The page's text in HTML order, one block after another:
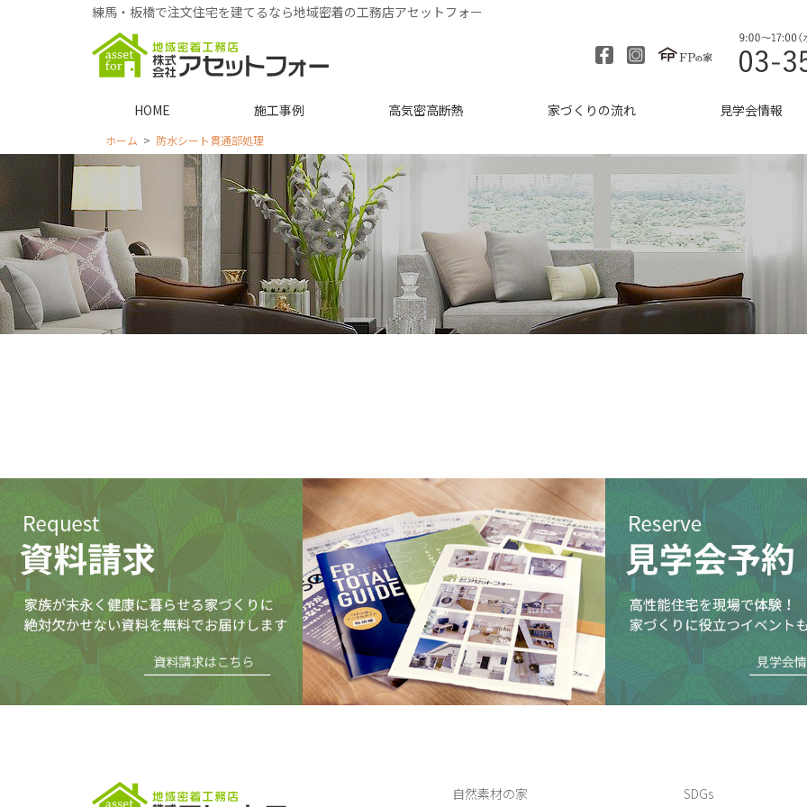
練馬・板橋で注文住宅を建てるなら地域密着の工務店アセットフォー
HOME 施工事例 高気密高断熱 家づくりの流れ 見学会情報
ホーム 防水シート貫通部処理
自然素材の家 SDGs